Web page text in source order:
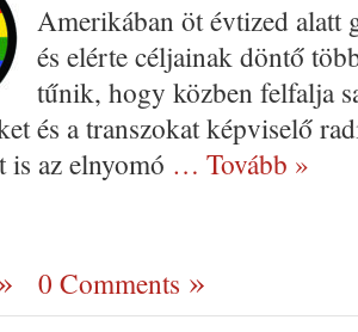
Amerikában öt évtized alatt
és elérte céljainak döntő
tűnik, hogy közben felfalja
és a transzokat képviselő
is az elnyomó … Tovább »
0 Comments